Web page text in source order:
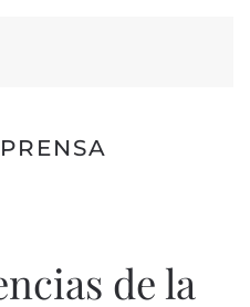
de la